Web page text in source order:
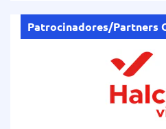
Patrocinadores/Partners